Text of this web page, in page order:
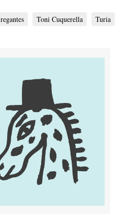
regantes Toni Cuquerella Turia